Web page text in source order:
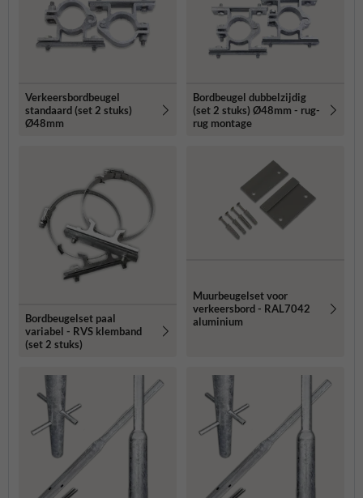
Verkeersbordbeugel
standaard (set 2 stuks)
Ø48mm
Bordbeugel dubbelzijdig
(set 2 stuks) Ø48mm - rug-
rug montage
Bordbeugelset paal
variabel - RVS klemband
(set 2 stuks)
Muurbeugelset voor
verkeersbord - RAL7042
aluminium